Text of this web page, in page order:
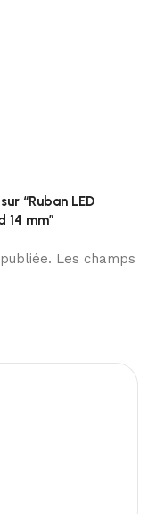
“Ruban LED
14 mm”
Les champs